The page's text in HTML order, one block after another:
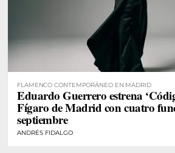
FLAMENCO CONTEMPORÁNEO EN MADRID
Eduardo Guerrero estrena
Fígaro de Madrid con cuatro
septiembre
ANDRÉS FIDALGO